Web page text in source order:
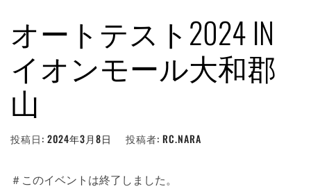
オートテスト2024 IN
イオンモール大和郡
山
投稿日: 2024年3月8日 投稿者: RC.NARA
＃このイベントは終了しました。